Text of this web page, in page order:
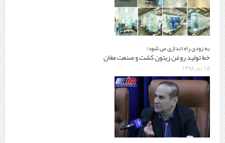
به زودی راه اندازی می شود؛
خط تولید روغن زیتون کشت و صنعت مغان
۱۵ دی ۱۳۹۸